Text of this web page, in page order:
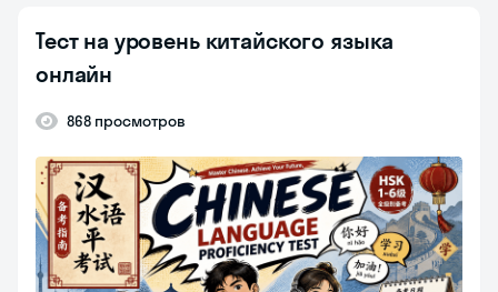
Тест на уровень китайского языка
онлайн
868 просмотров